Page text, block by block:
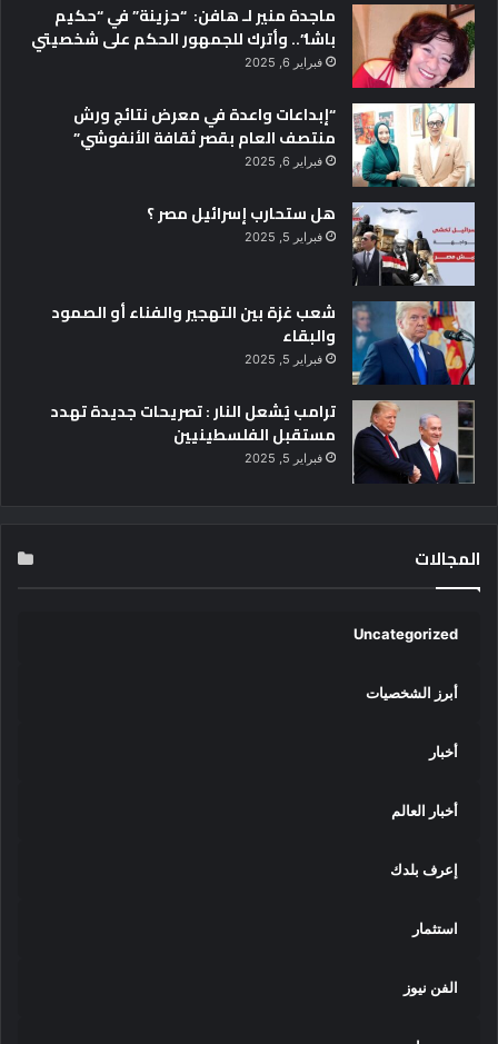
ماجدة منير لـ هافن: “حزينة” في “حكيم
باشا”.. وأترك للجمهور الحكم على شخصيتي
فبراير 6, 2025
“إبداعات واعدة في معرض نتائج ورش
منتصف العام بقصر ثقافة الأنفوشي”
فبراير 6, 2025
هل ستحارب إسرائيل مصر ؟
فبراير 5, 2025
شعب غزة بين التهجير والفناء أو الصمود
والبقاء
فبراير 5, 2025
ترامب يُشعل النار : تصريحات جديدة تهدد
مستقبل الفلسطينيين
فبراير 5, 2025
المجالات
Uncategorized
أبرز الشخصيات
أخبار
أخبار العالم
إعرف بلدك
استثمار
الفن نيوز